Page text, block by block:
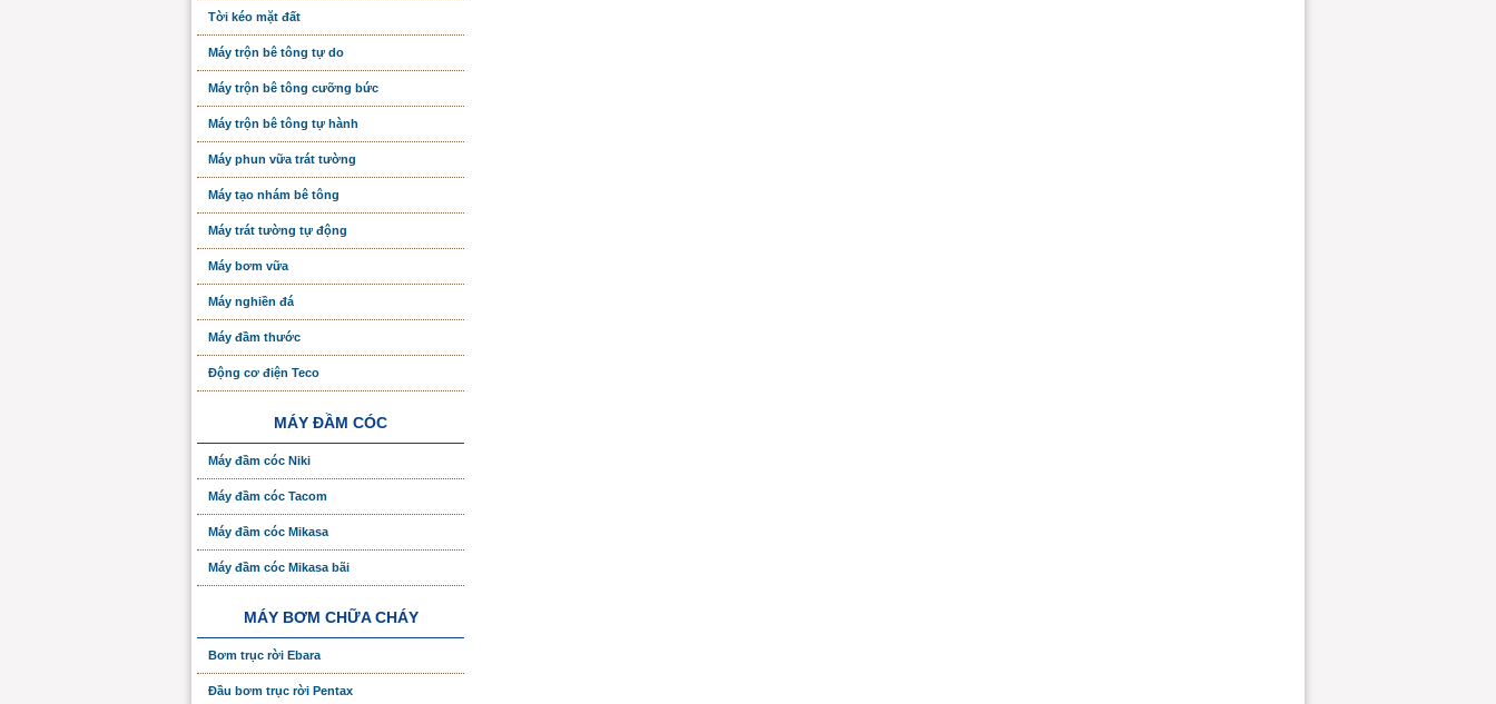
Tời kéo mặt đất
Máy trộn bê tông tự do
Máy trộn bê tông cưỡng bức
Máy trộn bê tông tự hành
Máy phun vữa trát tường
Máy tạo nhám bê tông
Máy trát tường tự động
Máy bơm vữa
Máy nghiền đá
Máy đầm thước
Động cơ điện Teco
MÁY ĐẦM CÓC
Máy đầm cóc Niki
Máy đầm cóc Tacom
Máy đầm cóc Mikasa
Máy đầm cóc Mikasa bãi
MÁY BƠM CHỮA CHÁY
Bơm trục rời Ebara
Đầu bơm trục rời Pentax